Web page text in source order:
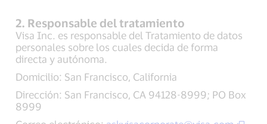
2. Responsable del tratamiento
Visa Inc. es responsable del Tratamiento de datos
personales sobre los cuales decida de forma
directa y autónoma.
Domicilio: San Francisco, California
Dirección: San Francisco, CA 94128-8999; PO Box
8999